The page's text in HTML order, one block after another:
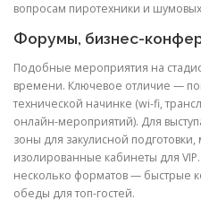
вопросам пиротехники и
Форумы, бизнес-
Подобные мероприятия на
времени. Ключевое отличие —
технической начинке (wi-fi,
онлайн-мероприятий). Для
зоны для закулисной
изолированные кабинеты для
несколько форматов — быстрые
обеды для топ-гостей.